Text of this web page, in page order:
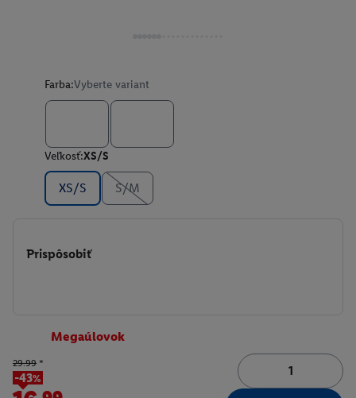
Farba:Vyberte variant
Veľkosť:XS/S
XS/S S/M
Prispôsobiť
Megaúlovok
29.99 *
-43%